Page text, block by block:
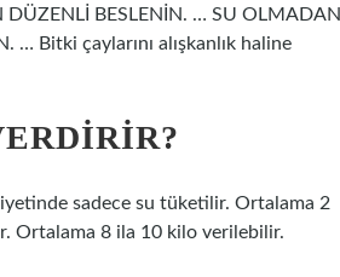
BESLENİN. … SU OLMADAN
… Bitki çaylarını alışkanlık haline
sadece su tüketilir. Ortalama 2
Ortalama 8 ila 10 kilo verilebilir.